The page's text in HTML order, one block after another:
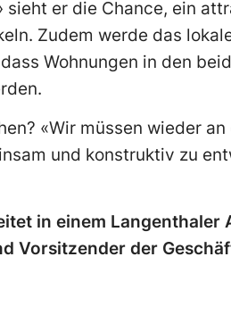
er die Chance, ein
Zudem werde das
Wohnungen in den
«Wir müssen wieder
und konstruktiv zu
in einem
Vorsitzender der